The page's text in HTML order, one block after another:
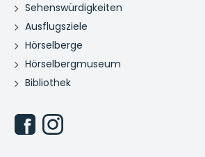
Sehenswürdigkeiten
Ausflugsziele
Hörselberge
Hörselbergmuseum
Bibliothek